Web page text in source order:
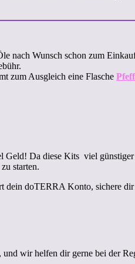
nach Wunsch schon zum
zum Ausgleich eine Flasche
Da diese Kits viel
zu starten.
dein doTERRA Konto, sichere
wir helfen dir gerne bei der